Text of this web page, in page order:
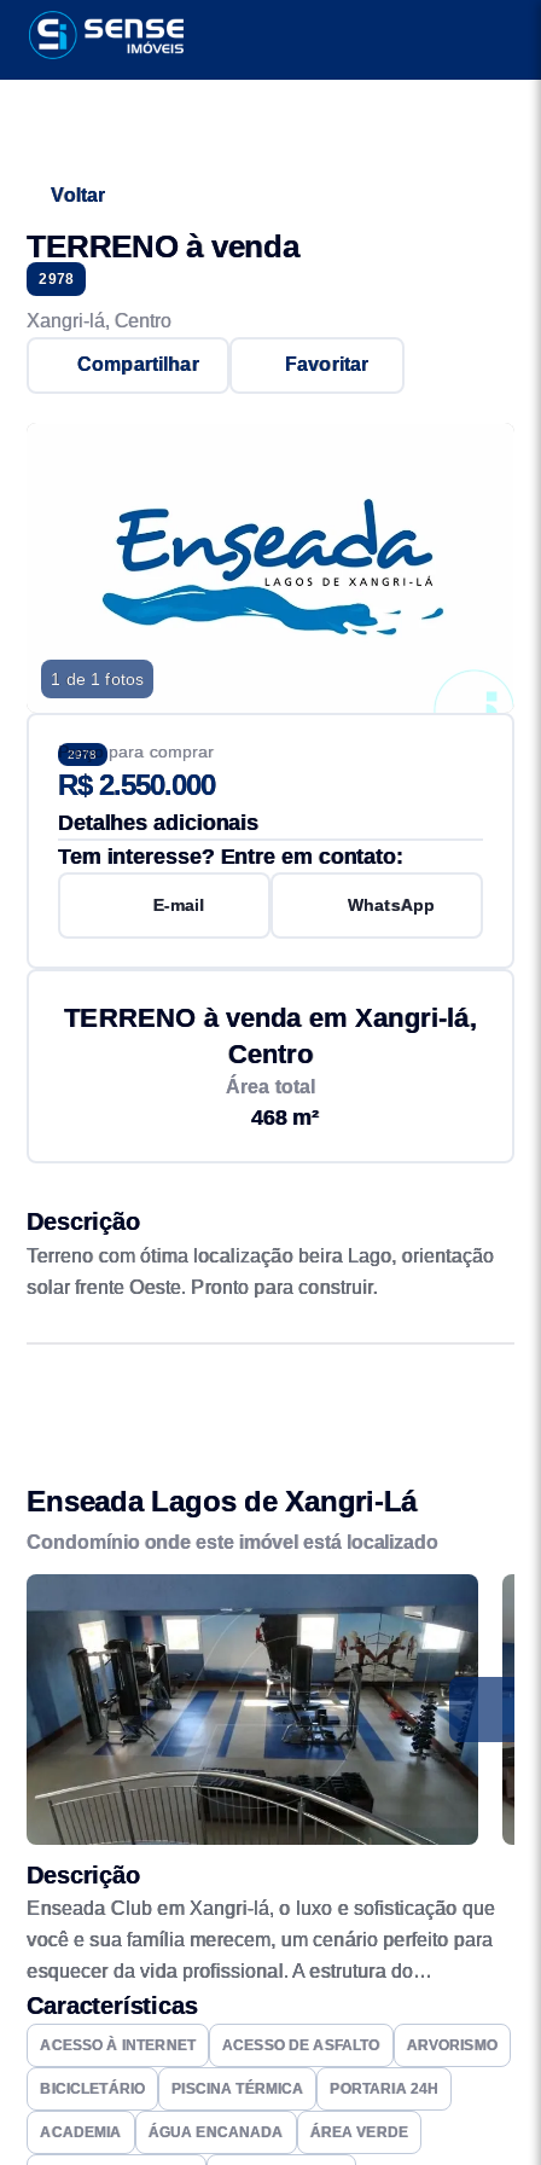
Voltar
TERRENO à venda
2978
Xangri-lá, Centro
Compartilhar Favoritar
1 de 1 fotos
2978
Preço para comprar
R$ 2.550.000
Detalhes adicionais
Tem interesse? Entre em contato:
E-mail WhatsApp
TERRENO à venda em Xangri-lá,
Centro
Área total
468 m²
Descrição
Terreno com ótima localização beira Lago, orientação
solar frente Oeste. Pronto para construir.
Enseada Lagos de Xangri-Lá
Condomínio onde este imóvel está localizado
Descrição
Enseada Club em Xangri-lá, o luxo e sofisticação que
você e sua família merecem, um cenário perfeito para
esquecer da vida profissional. A estrutura do
empreendimento vai ajudar você e sua família a
residirem com tranquilidade, segurança e privacidade.
Uma surpreendente infraestrutura de lazer, para
comodidade o ano todo. Pórtico principal com portaria
e vigilância 24h, lounge da piscina com sala de jogos,
restaurante e brinquedoteca. Piscina aquecida, fitness
Características
ACESSO À INTERNET ACESSO DE ASFALTO ARVORISMO
BICICLETÁRIO PISCINA TÉRMICA PORTARIA 24H
ACADEMIA ÁGUA ENCANADA ÁREA VERDE